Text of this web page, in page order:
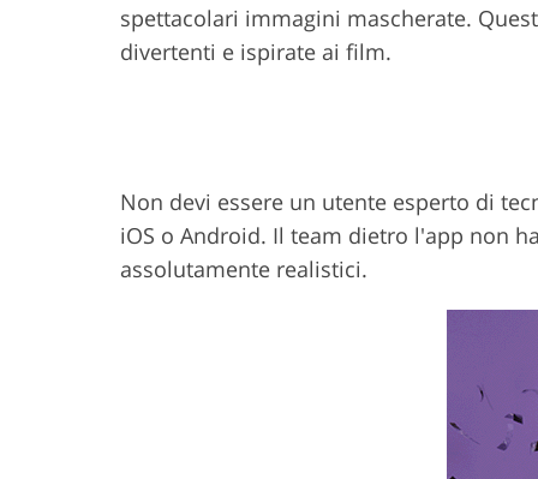
spettacolari immagini mascherate.
divertenti e ispirate ai film.
Non devi essere un utente esperto di
iOS o Android. Il team dietro l'app non
assolutamente realistici.